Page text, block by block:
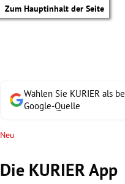
Zum Hauptinhalt der Seite
Wählen Sie KURIER als
Google-Quelle
Neu
Die KURIER App